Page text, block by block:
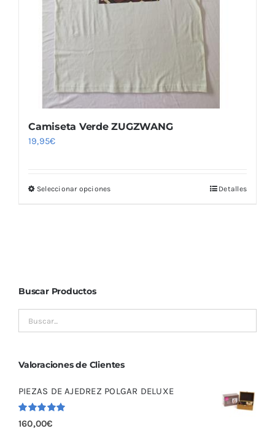
Camiseta Verde ZUGZWANG
19,95€
Seleccionar opcionesEste
se
en
página
Detalles
Buscar Productos
Valoraciones de Clientes
PIEZAS DE AJEDREZ POLGAR DELUXE
Valorado
5.00
160,00€